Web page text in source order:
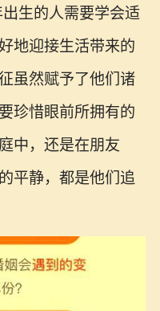
生的人需要学会适
地迎接生活带来的
虽然赋予了他们诸
珍惜眼前所拥有的
中，还是在朋友
平静，都是他们追